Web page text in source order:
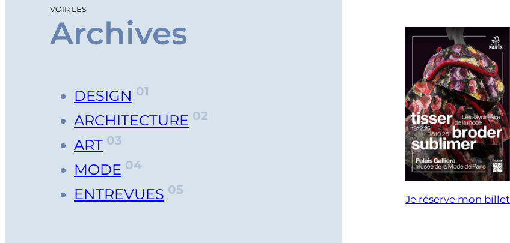
VOIR LES
Archives
DESIGN 01
ARCHITECTURE 02
ART 03
MODE 04
ENTREVUES 05
Je réserve mon billet